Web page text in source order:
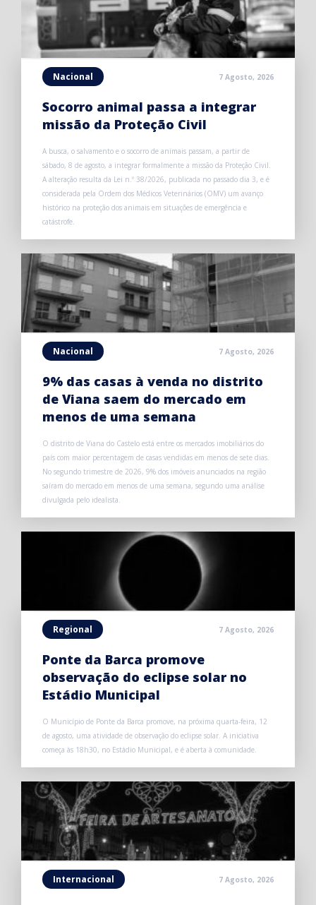
Nacional 7 Agosto, 2026
Socorro animal passa a integrar
missão da Proteção Civil
A busca, o salvamento e o socorro de animais passam, a partir de
sábado, 8 de agosto, a integrar formalmente a missão da Proteção Civil.
A alteração resulta da Lei n.º 38/2026, publicada no passado dia 3, e é
considerada pela Ordem dos Médicos Veterinários (OMV) um avanço
histórico na proteção dos animais em situações de emergência e
catástrofe.
Nacional 7 Agosto, 2026
9% das casas à venda no distrito
de Viana saem do mercado em
menos de uma semana
O distrito de Viana do Castelo está entre os mercados imobiliários do
país com maior percentagem de casas vendidas em menos de sete dias.
No segundo trimestre de 2026, 9% dos imóveis anunciados na região
saíram do mercado em menos de uma semana, segundo uma análise
divulgada pelo idealista.
Regional 7 Agosto, 2026
Ponte da Barca promove
observação do eclipse solar no
Estádio Municipal
O Município de Ponte da Barca promove, na próxima quarta-feira, 12
de agosto, uma atividade de observação do eclipse solar. A iniciativa
começa às 18h30, no Estádio Municipal, e é aberta à comunidade.
Internacional 7 Agosto, 2026